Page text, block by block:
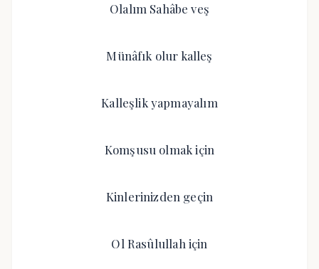
Olalım Sahâbe veş
Münâfık olur kalleş
Kalleşlik yapmayalım
Komşusu olmak için
Kinlerinizden geçin
Ol Rasûlullah için